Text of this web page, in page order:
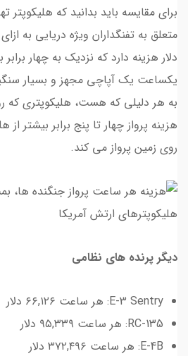
دلار هزینه دارد که نزدیک به چهار برابر
یکساعت یک آپاچی مجهز و بسیار
به هر دلیلی که هست، هلیکوپتری که
هزینه پرواز چهار تا پنج برابر بیشتر از
روی زمین پرواز می کند.
دیگر پرنده های نظامی
E-3 Sentry: هر ساعت ۶۶,۱۲۶ دلار
RC-135: هر ساعت ۹۵,۳۳۹ دلار
E-4B: هر ساعت ۳۷۲,۴۹۶ دلار